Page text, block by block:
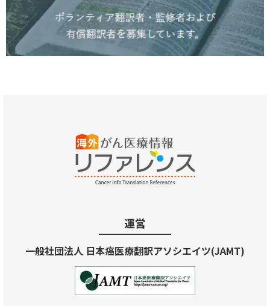
運営
一般社団法人 日本癌医療翻訳アソシエイツ(JAMT)